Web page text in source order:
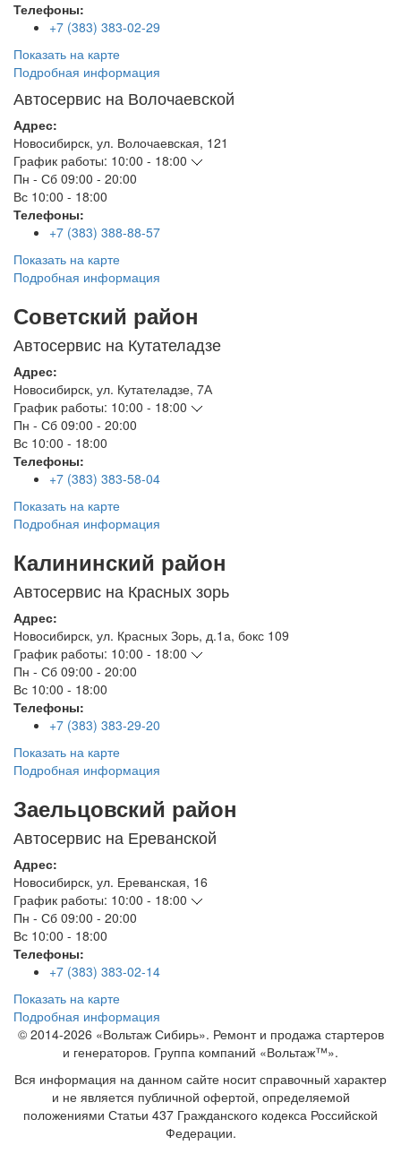
Телефоны:
+7 (383) 383-02-29
Показать на карте
Подробная информация
Автосервис на Волочаевской
Адрес:
Новосибирск, ул. Волочаевская, 121
График работы: 10:00 - 18:00
Пн - Сб 09:00 - 20:00
Вс 10:00 - 18:00
Телефоны:
+7 (383) 388-88-57
Показать на карте
Подробная информация
Советский район
Автосервис на Кутателадзе
Адрес:
Новосибирск, ул. Кутателадзе, 7А
График работы: 10:00 - 18:00
Пн - Сб 09:00 - 20:00
Вс 10:00 - 18:00
Телефоны:
+7 (383) 383-58-04
Показать на карте
Подробная информация
Калининский район
Автосервис на Красных зорь
Адрес:
Новосибирск, ул. Красных Зорь, д.1а, бокс 109
График работы: 10:00 - 18:00
Пн - Сб 09:00 - 20:00
Вс 10:00 - 18:00
Телефоны:
+7 (383) 383-29-20
Показать на карте
Подробная информация
Заельцовский район
Автосервис на Ереванской
Адрес:
Новосибирск, ул. Ереванская, 16
График работы: 10:00 - 18:00
Пн - Сб 09:00 - 20:00
Вс 10:00 - 18:00
Телефоны:
+7 (383) 383-02-14
Показать на карте
Подробная информация
© 2014-2026 «Вольтаж Сибирь». Ремонт и продажа стартеров
и генераторов. Группа компаний «Вольтаж™».
Вся информация на данном сайте носит справочный характер
и не является публичной офертой, определяемой
положениями Статьи 437 Гражданского кодекса Российской
Федерации.